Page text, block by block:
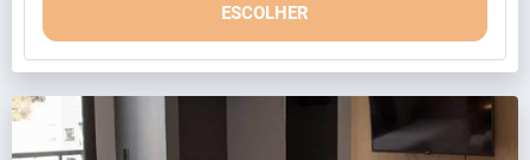
ESCOLHER